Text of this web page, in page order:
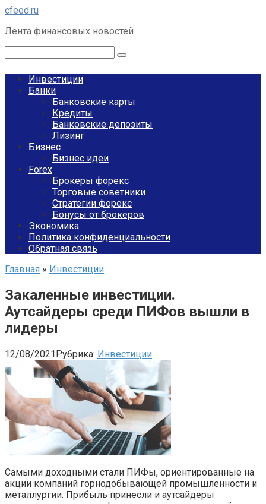
Перейти
контенту
cfeed.ru
Лента финансовых новостей
Инвестиции
Банки
Банковские карты
Кредиты
Банковские депозиты
Лизинг
Бизнес
Бизнес идеи
Forex
Брокеры форекс
Торговые советники
Стратегии форекс
Бонусы от брокеров
Экономика
Политика конфиденциальности
Обратная связь
Главная » Инвестиции
Закаленные инвестиции.
Аутсайдеры среди ПИФов вышли в
лидеры
12/08/2021Рубрика: Инвестиции
Самыми доходными стали ПИФы, ориентированные на
акции компаний горнодобывающей промышленности и
металлургии. Прибыль принесли и аутсайдеры